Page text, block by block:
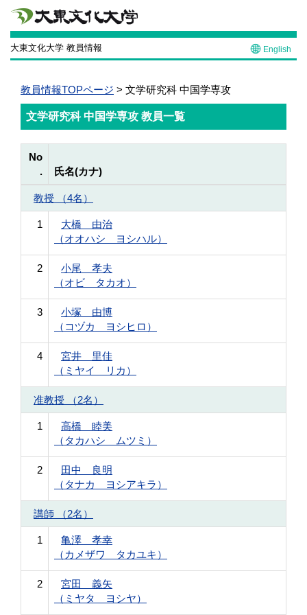
大東文化大学 教員情報 English
教員情報TOPページ > 文学研究科 中国学専攻
文学研究科 中国学専攻 教員一覧
No
.
氏名(カナ)
教授 （4名）
1
大橋 由治
（オオハシ ヨシハル）
2
小尾 孝夫
（オビ タカオ）
3
小塚 由博
（コヅカ ヨシヒロ）
4
宮井 里佳
（ミヤイ リカ）
准教授 （2名）
1
高橋 睦美
（タカハシ ムツミ）
2
田中 良明
（タナカ ヨシアキラ）
講師 （2名）
1
亀澤 孝幸
（カメザワ タカユキ）
2
宮田 義矢
（ミヤタ ヨシヤ）